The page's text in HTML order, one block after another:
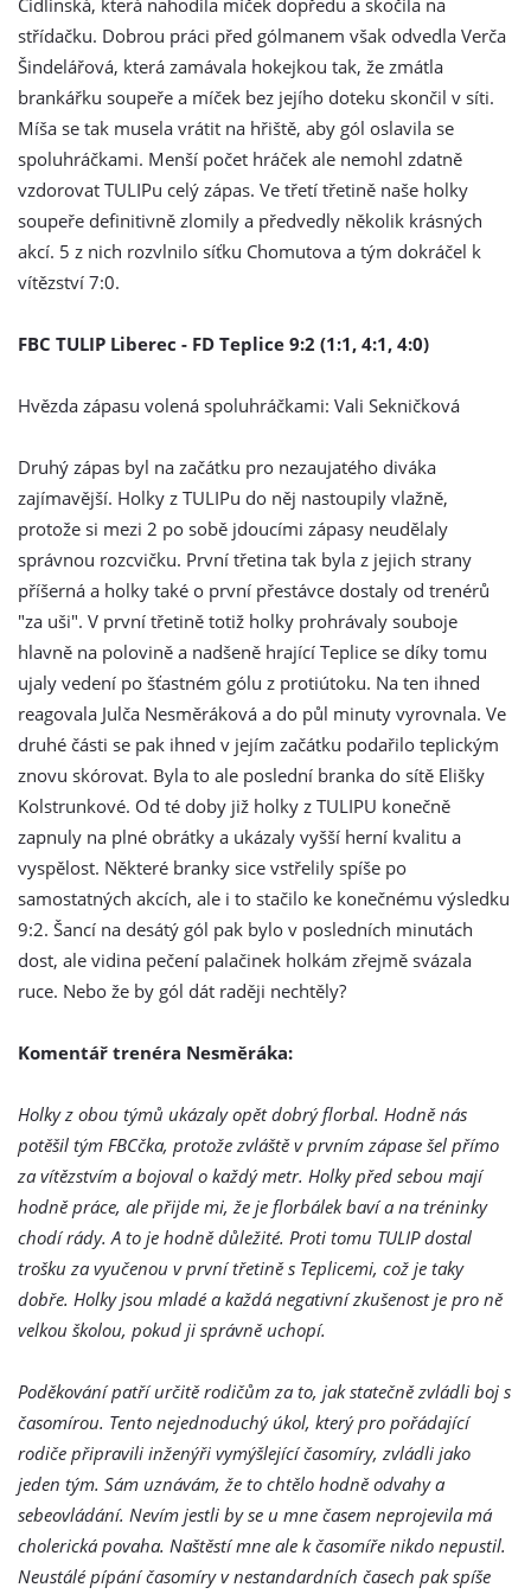
Cidlinská, která nahodila míček dopředu a skočila na
střídačku. Dobrou práci před gólmanem však odvedla Verča
Šindelářová, která zamávala hokejkou tak, že zmátla
brankářku soupeře a míček bez jejího doteku skončil v síti.
Míša se tak musela vrátit na hřiště, aby gól oslavila se
spoluhráčkami. Menší počet hráček ale nemohl zdatně
vzdorovat TULIPu celý zápas. Ve třetí třetině naše holky
soupeře definitivně zlomily a předvedly několik krásných
akcí. 5 z nich rozvlnilo síťku Chomutova a tým dokráčel k
vítězství 7:0.
FBC TULIP Liberec - FD Teplice 9:2 (1:1, 4:1, 4:0)
Hvězda zápasu volená spoluhráčkami: Vali Sekničková
Druhý zápas byl na začátku pro nezaujatého diváka
zajímavější. Holky z TULIPu do něj nastoupily vlažně,
protože si mezi 2 po sobě jdoucími zápasy neudělaly
správnou rozcvičku. První třetina tak byla z jejich strany
příšerná a holky také o první přestávce dostaly od trenérů
"za uši". V první třetině totiž holky prohrávaly souboje
hlavně na polovině a nadšeně hrající Teplice se díky tomu
ujaly vedení po šťastném gólu z protiútoku. Na ten ihned
reagovala Julča Nesměráková a do půl minuty vyrovnala. Ve
druhé části se pak ihned v jejím začátku podařilo teplickým
znovu skórovat. Byla to ale poslední branka do sítě Elišky
Kolstrunkové. Od té doby již holky z TULIPU konečně
zapnuly na plné obrátky a ukázaly vyšší herní kvalitu a
vyspělost. Některé branky sice vstřelily spíše po
samostatných akcích, ale i to stačilo ke konečnému výsledku
9:2. Šancí na desátý gól pak bylo v posledních minutách
dost, ale vidina pečení palačinek holkám zřejmě svázala
ruce. Nebo že by gól dát raději nechtěly?
Komentář trenéra Nesměráka:
Holky z obou týmů ukázaly opět dobrý florbal. Hodně nás
potěšil tým FBCčka, protože zvláště v prvním zápase šel přímo
za vítězstvím a bojoval o každý metr. Holky před sebou mají
hodně práce, ale přijde mi, že je florbálek baví a na tréninky
chodí rády. A to je hodně důležité. Proti tomu TULIP dostal
trošku za vyučenou v první třetině s Teplicemi, což je taky
dobře. Holky jsou mladé a každá negativní zkušenost je pro ně
velkou školou, pokud ji správně uchopí.
Poděkování patří určitě rodičům za to, jak statečně zvládli boj s
časomírou. Tento nejednoduchý úkol, který pro pořádající
rodiče připravili inženýři vymýšlející časomíry, zvládli jako
jeden tým. Sám uznávám, že to chtělo hodně odvahy a
sebeovládání. Nevím jestli by se u mne časem neprojevila má
cholerická povaha. Naštěstí mne ale k časomíře nikdo nepustil.
Neustálé pípání časomíry v nestandardních časech pak spíše